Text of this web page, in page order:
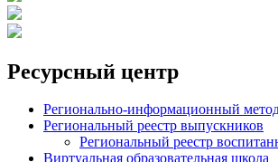
Ресурсный центр
Регионально-информационный
Региональный реестр выпускников
Региональный реестр
Виртуальная образовательная школа